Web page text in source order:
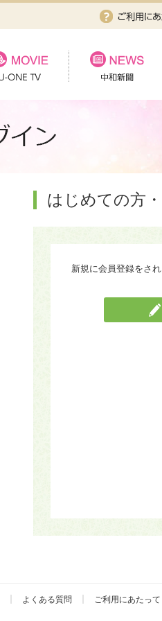
はじめての方
新規に会員登録をさ
よくある質問 ご利用にあたって